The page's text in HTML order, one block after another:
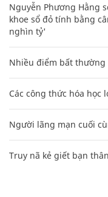
Nguyễn Phương Hằng
khoe sổ đỏ tính bằng
nghìn tỷ'
Nhiều điểm bất thường
Các công thức hóa học
Người lãng mạn cuối
Truy nã kẻ giết bạn